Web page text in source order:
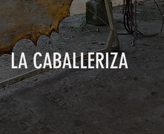
LA CABALLERIZA